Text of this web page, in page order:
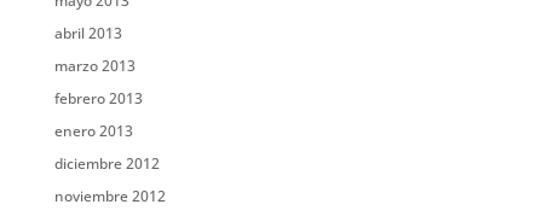
abril 2013
marzo 2013
febrero 2013
enero 2013
diciembre 2012
noviembre 2012